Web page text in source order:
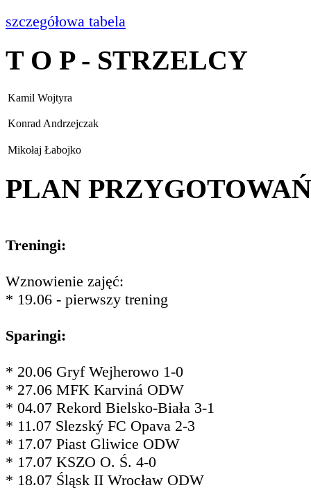
szczegółowa tabela
T O P - STRZELCY
Kamil Wojtyra
Konrad Andrzejczak
Mikołaj Łabojko
PLAN PRZYGOTOWAŃ
Treningi:
Wznowienie zajęć:
* 19.06 - pierwszy trening
Sparingi:
* 20.06 Gryf Wejherowo 1-0
* 27.06 MFK Karviná ODW
* 04.07 Rekord Bielsko-Biała 3-1
* 11.07 Slezský FC Opava 2-3
* 17.07 Piast Gliwice ODW
* 17.07 KSZO O. Ś. 4-0
* 18.07 Śląsk II Wrocław ODW